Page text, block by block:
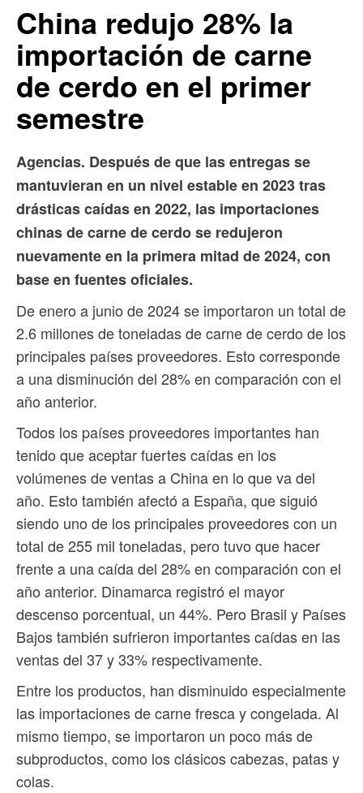
China redujo 28% la
importación de carne
de cerdo en el primer
semestre
Agencias. Después de que las entregas se
mantuvieran en un nivel estable en 2023 tras
drásticas caídas en 2022, las importaciones
chinas de carne de cerdo se redujeron
nuevamente en la primera mitad de 2024, con
base en fuentes oficiales.
De enero a junio de 2024 se importaron un total de
2.6 millones de toneladas de carne de cerdo de los
principales países proveedores. Esto corresponde
a una disminución del 28% en comparación con el
año anterior.
Todos los países proveedores importantes han
tenido que aceptar fuertes caídas en los
volúmenes de ventas a China en lo que va del
año. Esto también afectó a España, que siguió
siendo uno de los principales proveedores con un
total de 255 mil toneladas, pero tuvo que hacer
frente a una caída del 28% en comparación con el
año anterior. Dinamarca registró el mayor
descenso porcentual, un 44%. Pero Brasil y Países
Bajos también sufrieron importantes caídas en las
ventas del 37 y 33% respectivamente.
Entre los productos, han disminuido especialmente
las importaciones de carne fresca y congelada. Al
mismo tiempo, se importaron un poco más de
subproductos, como los clásicos cabezas, patas y
colas.